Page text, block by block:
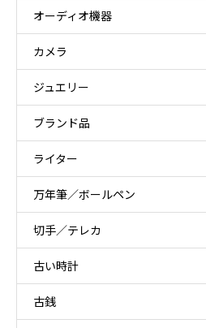
オーディオ機器
カメラ
ジュエリー
ブランド品
ライター
万年筆／ボールペン
切手／テレカ
古い時計
古銭